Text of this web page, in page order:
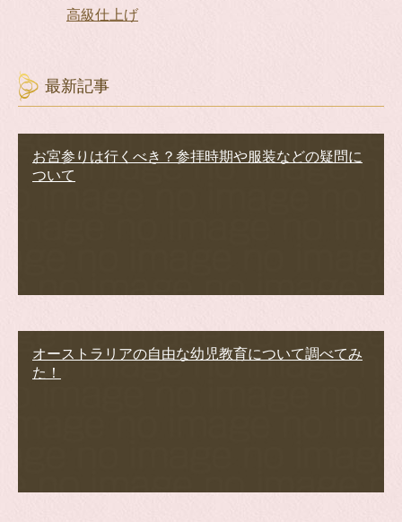
高級仕上げ
最新記事
お宮参りは行くべき？参拝時期や服装などの疑問に
ついて
オーストラリアの自由な幼児教育について調べてみ
た！